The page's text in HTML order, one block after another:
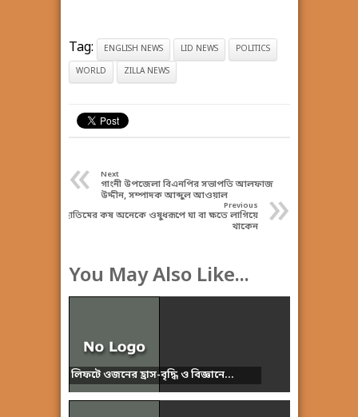
Tag: ENGLISH NEWS LID NEWS POLITICS
WORLD ZILLA NEWS
« Next
গাংনী উপজেলা বিএনপির সভাপতি আলফাজ
উদ্দীন, সম্পাদক আব্দুল আওয়াল
»
Previous
ছাতিমের কষ অনেকে ওষুধরূপে ঘা বা ক্ষতে লাগিয়ে
থাকেন
You May Also Like...
লিফটে ওজনের হ্রাস-বৃদ্ধি ও বিজ্ঞানে...